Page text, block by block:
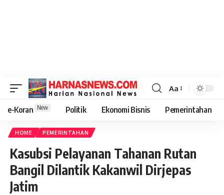
Aa
e-Koran New Politik Ekonomi Bisnis Pemerintahan
HOME PEMERINTAHAN
Kasubsi Pelayanan Tahanan Rutan
Bangil Dilantik Kakanwil Dirjepas
Jatim